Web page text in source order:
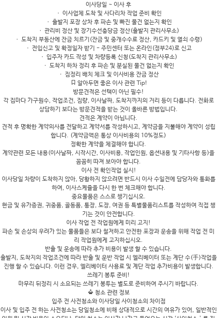
이사당일 ~ 이사 후
ㆍ 이사업체 도착 및 사다리차 작업 준비 확인
ㆍ 출발지 포장 상차 후 파손 및 빠진 물건 없는지 확인
ㆍ 관리비 정산 및 장기수선충당금 정산(출발지 관리사무소)
ㆍ 도착지 부동산에 잔금 치르기(잔금 및 중개수수료 정산, 카드키 및 열쇠 수령)
ㆍ 전입신고 및 확정일자 받기 - 주민센터 또는 온라인(정부24)로 신고
ㆍ 입주자 카드 작성 및 차량등록 신청(도착지 관리사무소)
ㆍ 도착지 하차 정리 후 파손 및 분실된 물건 없는지 확인
ㆍ 짐정리 배치 체크 및 이사비용 잔금 정산
알아두면 좋은 이사 관련 Tip!
방문견적은 선택이 아닌 필수!
각 집마다 가구원수, 작업조건, 짐량, 이사날짜, 도착지까지의 거리 등이 다릅니다. 전화로
상담하기 보다는 방문견적을 받는 것이 올바른 방법입니다.
견적은 계약이 아닙니다.
견적 후 명확한 계약의사를 전달하고 계약서를 작성하시고, 계약금을 지불해야 계약이 성립
합니다. (계약금액은 통상 이사비용의 10%정도)
정확한 계약을 체결해야 합니다.
계약관련 모든 내용(이사날짜, 시작시간, 이사비용, 작업인원, 옵션내용 및 기타사항 등)을
꼼꼼히 따져 보아야 합니다.
이사 전 확인작업 실시!
이사당일 차량이 도착하지 않아, 당황하지 않으려면 반드시 이사 수일전에 담당자와 통화를
하여, 이사스케쥴을 다시 한 번 체크해야 합니다.
중요물품은 스스로 챙기십시오.
현금 및 유가증권, 귀중품, 골동품, 통장, 도장, 여권 등 특별물품리스트를 작성하여 직접 챙
기는 것이 안전합니다.
이사 작업 전 작업원에게 미리 고지!
파손 및 손상의 우려가 있는 물품들은 보다 철저하고 안전한 포장과 운송을 위해 작업 전 미
리 작업원에게 고지하십시오.
반출 및 운송에 따라 추가 비용이 발생 할 수 있습니다.
출발지, 도착지의 작업조건에 따라 반출 및 운반 작업 시 엘리베이터 또는 계단 수(手)작업을
진행 할 수 있습니다. 이런 경우, 엘리베이터 사용료 및 계단 작업 추가비용이 발생합니다.
쓰레기 봉투 준비!
마무리 뒤정리 시 소요되는 쓰레기 봉투는 별도로 준비하여 주시기 바랍니다.
청소 관련 정보
입주 전 사전청소와 이사당일 사이청소의 차이점
이사 및 입주 전 하는 사전청소는 당일청소에 비해 상대적으로 시간의 여유가 있어, 일반적인